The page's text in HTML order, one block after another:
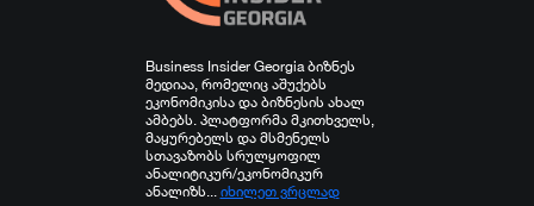
Business Insider Georgia ბიზნეს
მედიაა, რომელიც აშუქებს
ეკონომიკისა და ბიზნესის ახალ
ამბებს. პლატფორმა მკითხველს,
მაყურებელს და მსმენელს
სთავაზობს სრულყოფილ
ანალიტიკურ/ეკონომიკურ
ანალიზს... იხილეთ ვრცლად